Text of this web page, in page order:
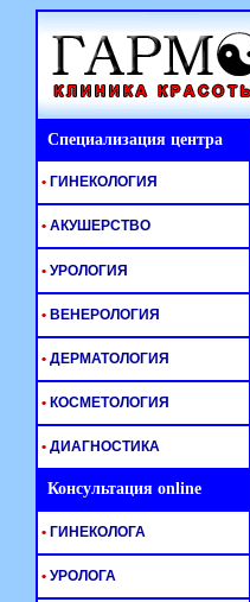
Специализация центра
• ГИНЕКОЛОГИЯ
• АКУШЕРСТВО
• УРОЛОГИЯ
• ВЕНЕРОЛОГИЯ
• ДЕРМАТОЛОГИЯ
• КОСМЕТОЛОГИЯ
• ДИАГНОСТИКА
Консультация online
• ГИНЕКОЛОГА
• УРОЛОГА